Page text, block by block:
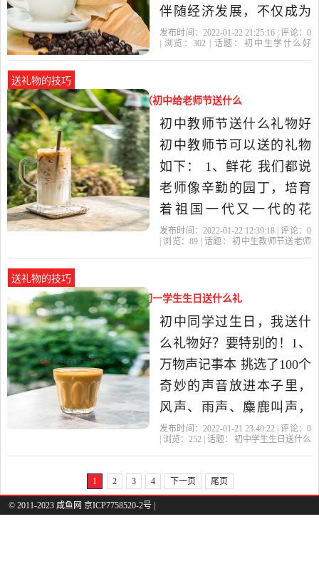
伴随经济发展，不仅成为
人民生活水平和消费能力
长、惠民生的支柱产业。
如果你讲究实用性和受众
面，你可以选择学习中
餐；如...初中生
发布时间：2022-01-22 21:25:16 | 评论： 0
| 浏览：302 | 话题：
初中生学什么好
送礼物的技巧
初中生教师节送老师什么礼物（初中给老师节送什么
礼物好）
初中教师节送什么礼物好
初中教师节可以送的礼物
如下： 1、鲜花 我们都说
老师像辛勤的园丁，培育
着祖国一代又一代的花
朵，最终桃李满天下，那
选择康乃馨、郁金香、向
日葵等。 2、手工贺卡 这
是一份温馨又暖心的礼
物，亲手...
发布时间：2022-01-22 12:39:18 | 评论： 0
| 浏览：89 | 话题：
初中生教师节送老师
送礼物的技巧
初中学生生日送什么礼物呢（初一学生生日送什么礼
物好）
初中同学过生日，我送什
么礼物好？要特别的！1、
万物声记事本 挑选了100个
奇妙的声音放进本子里，
风声、雨声、麋鹿叫声，
或者是刷牙声、理发声，
你在原始清澈的自然声中
寻得一份宁静，也可以通
过声音，感受另一端的世
发布时间：2022-01-21 23:40:22 | 评论： 0
| 浏览： 252 | 话题：
初中学生生日送什么
1 2 3 4 下一页 尾页
© 2011-2023 咸鱼网 京ICP7758520-2号 |